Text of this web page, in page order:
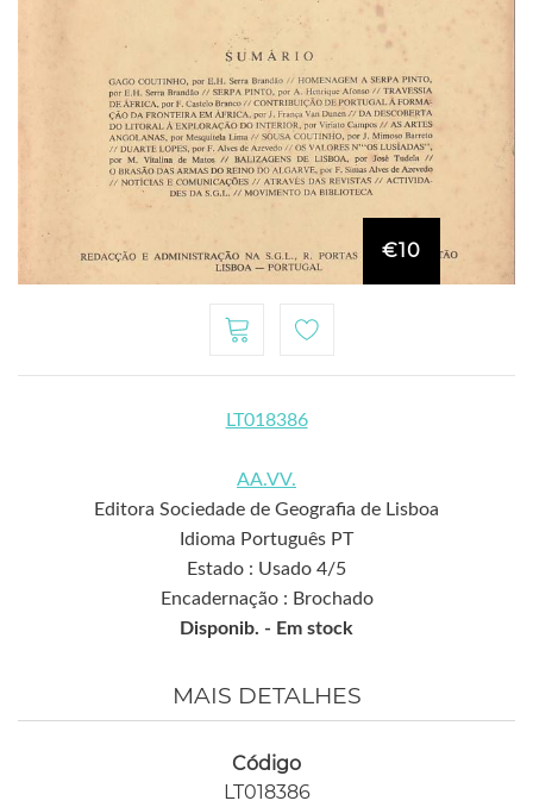
€10
LT018386
AA.VV.
Editora Sociedade de Geografia de Lisboa
Idioma Português PT
Estado : Usado 4/5
Encadernação : Brochado
Disponib. - Em stock
MAIS DETALHES
Código
LT018386